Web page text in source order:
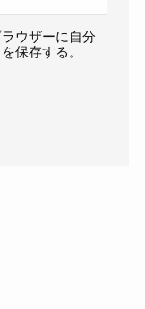
ウザーに自分
保存する。